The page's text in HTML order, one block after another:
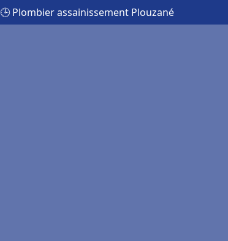
🕒 Plombier assainissement Plouzané